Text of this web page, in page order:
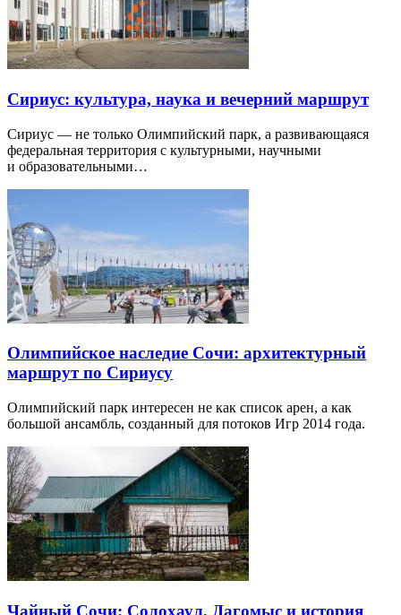
Сириус: культура, наука и вечерний маршрут
Сириус — не только Олимпийский парк, а развивающаяся
федеральная территория с культурными, научными
и образовательными…
Олимпийское наследие Сочи: архитектурный
маршрут по Сириусу
Олимпийский парк интересен не как список арен, а как
большой ансамбль, созданный для потоков Игр 2014 года.
Чайный Сочи: Солохаул, Дагомыс и история